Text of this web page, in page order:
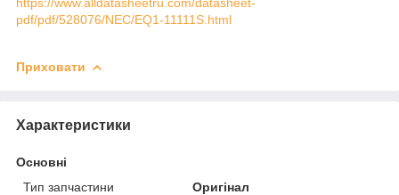
pdf/pdf/528076/NEC/EQ1-11111S.html
Приховати
Характеристики
Основні
Тип запчастини
Оригінал